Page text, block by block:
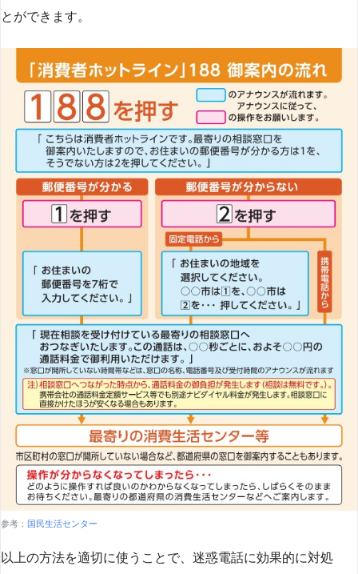
とができます​​。
参考： 国民生活センター
以上の方法を適切に使うことで、迷惑電話に効果的に対処